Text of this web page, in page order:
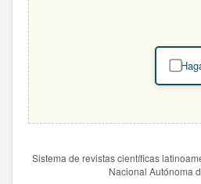
Sistema de revistas científicas
Nacional Autónoma